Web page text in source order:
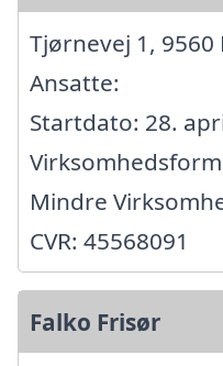
Tjørnevej 1, 9560
Ansatte:
Startdato: 28.
Mindre
CVR: 45568091
Falko Frisør